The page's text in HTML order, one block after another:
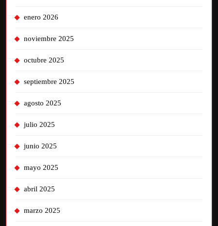
enero 2026
noviembre 2025
octubre 2025
septiembre 2025
agosto 2025
julio 2025
junio 2025
mayo 2025
abril 2025
marzo 2025